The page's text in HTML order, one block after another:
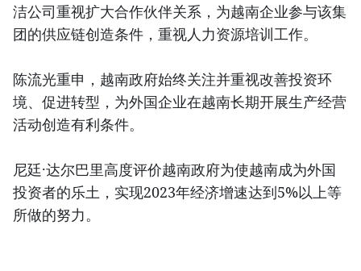
洁公司重视扩大合作伙伴关系，为越南企业参与该集
团的供应链创造条件，重视人力资源培训工作。
陈流光重申，越南政府始终关注并重视改善投资环
境、促进转型，为外国企业在越南长期开展生产经营
活动创造有利条件。
尼廷·达尔巴里高度评价越南政府为使越南成为外国
投资者的乐土，实现2023年经济增速达到5%以上等
所做的努力。